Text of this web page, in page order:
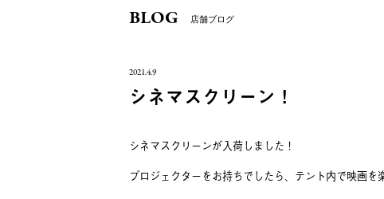
BLOG 店舗ブログ
2021.4.9
シネマスクリーン！
シネマスクリーンが入荷しました！
プロジェクターをお持ちでしたら、テント内で映画を